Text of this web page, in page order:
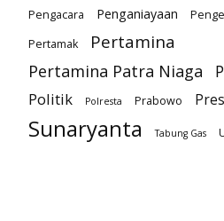
Pengacara Penganiayaan
Pertamak Pertamina
Pertamina Patra Niaga
Politik
Polresta Prabowo
Sunaryanta Tabung Gas